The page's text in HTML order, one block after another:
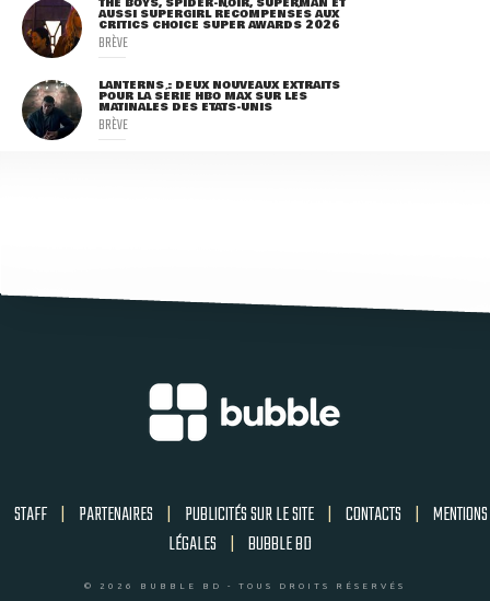
THE BOYS, SPIDER-NOIR, SUPERMAN ET
AUSSI SUPERGIRL RÉCOMPENSÉS AUX
CRITICS CHOICE SUPER AWARDS 2026
BRÈVE
LANTERNS : DEUX NOUVEAUX EXTRAITS
POUR LA SÉRIE HBO MAX SUR LES
MATINALES DES ETATS-UNIS
BRÈVE
STAFF | PARTENAIRES | PUBLICITÉS SUR LE SITE | CONTACTS | MENTIONS
LÉGALES | BUBBLE BD
© 2026 BUBBLE BD - TOUS DROITS RÉSERVÉS